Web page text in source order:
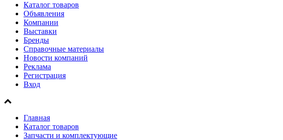
Каталог товаров
Объявления
Компании
Выставки
Бренды
Справочные материалы
Новости компаний
Реклама
Регистрация
Вход
Главная
Каталог товаров
Запчасти и комплектующие